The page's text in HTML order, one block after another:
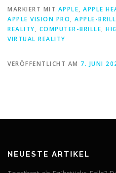
MARKIERT MIT APPLE, APPLE
APPLE VISION PRO, APPLE-
REALITY, COMPUTER-BRILLE,
VIRTUAL REALITY
VERÖFFENTLICHT AM 7. JUNI
NEUESTE ARTIKEL